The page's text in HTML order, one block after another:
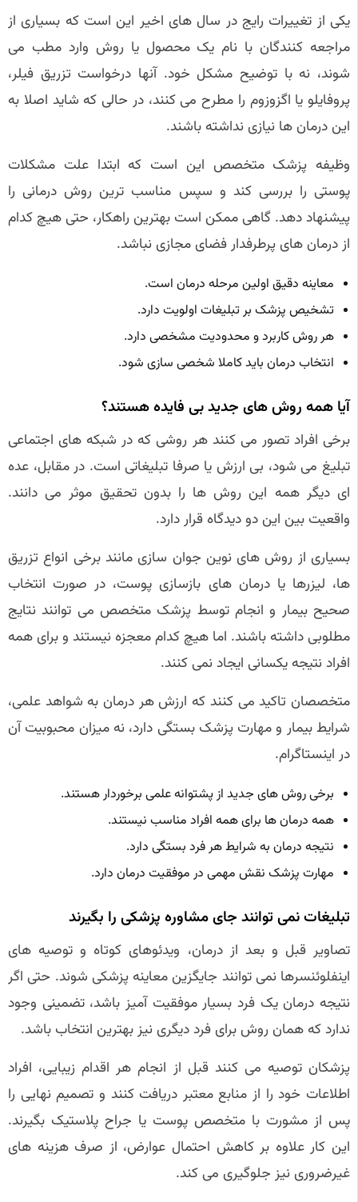
یکی از تغییرات رایج در سال های اخیر این است که بسیاری از
مراجعه کنندگان با نام یک محصول یا روش وارد مطب می
شوند، نه با توضیح مشکل خود. آنها درخواست تزریق فیلر،
پروفایلو یا اگزوزوم را مطرح می کنند، در حالی که شاید اصلا به
این درمان ها نیازی نداشته باشند.
وظیفه پزشک متخصص این است که ابتدا علت مشکلات
پوستی را بررسی کند و سپس مناسب ترین روش درمانی را
پیشنهاد دهد. گاهی ممکن است بهترین راهکار، حتی هیچ کدام
از درمان های پرطرفدار فضای مجازی نباشد.
معاینه دقیق اولین مرحله درمان است.
تشخیص پزشک بر تبلیغات اولویت دارد.
هر روش کاربرد و محدودیت مشخصی دارد.
انتخاب درمان باید کاملا شخصی سازی شود.
آیا همه روش های جدید بی فایده هستند؟
برخی افراد تصور می کنند هر روشی که در شبکه های اجتماعی
تبلیغ می شود، بی ارزش یا صرفا تبلیغاتی است. در مقابل، عده
ای دیگر همه این روش ها را بدون تحقیق موثر می دانند.
واقعیت بین این دو دیدگاه قرار دارد.
بسیاری از روش های نوین جوان سازی مانند برخی انواع تزریق
ها، لیزرها یا درمان های بازسازی پوست، در صورت انتخاب
صحیح بیمار و انجام توسط پزشک متخصص می توانند نتایج
مطلوبی داشته باشند. اما هیچ کدام معجزه نیستند و برای همه
افراد نتیجه یکسانی ایجاد نمی کنند.
متخصصان تاکید می کنند که ارزش هر درمان به شواهد علمی،
شرایط بیمار و مهارت پزشک بستگی دارد، نه میزان محبوبیت آن
در اینستاگرام.
برخی روش های جدید از پشتوانه علمی برخوردار هستند.
همه درمان ها برای همه افراد مناسب نیستند.
نتیجه درمان به شرایط هر فرد بستگی دارد.
مهارت پزشک نقش مهمی در موفقیت درمان دارد.
تبلیغات نمی توانند جای مشاوره پزشکی را بگیرند
تصاویر قبل و بعد از درمان، ویدئوهای کوتاه و توصیه های
اینفلوئنسرها نمی توانند جایگزین معاینه پزشکی شوند. حتی اگر
نتیجه درمان یک فرد بسیار موفقیت آمیز باشد، تضمینی وجود
ندارد که همان روش برای فرد دیگری نیز بهترین انتخاب باشد.
پزشکان توصیه می کنند قبل از انجام هر اقدام زیبایی، افراد
اطلاعات خود را از منابع معتبر دریافت کنند و تصمیم نهایی را
پس از مشورت با متخصص پوست یا جراح پلاستیک بگیرند.
این کار علاوه بر کاهش احتمال عوارض، از صرف هزینه های
غیرضروری نیز جلوگیری می کند.